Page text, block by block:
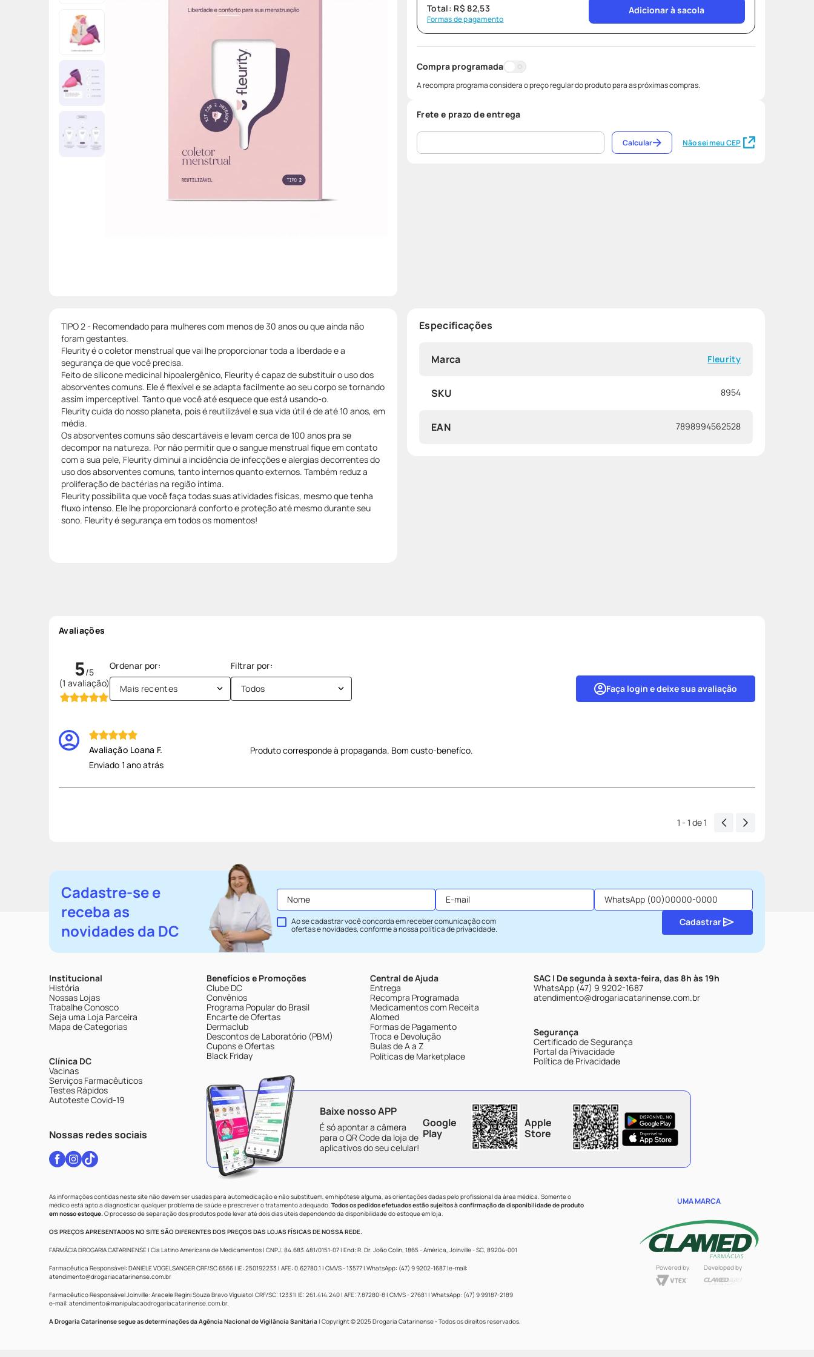
Total: R$ 82,53
Formas de pagamento
Adicionar à sacola
Compra programada
A recompra programa considera o preço regular do produto para as próximas compras.
Frete e prazo de entrega
Não sei meu CEP
Calcular
TIPO 2 - Recomendado para mulheres com menos de 30 anos ou que ainda não
foram gestantes.
Fleurity é o coletor menstrual que vai lhe proporcionar toda a liberdade e a
segurança de que você precisa.
Feito de silicone medicinal hipoalergênico, Fleurity é capaz de substituir o uso dos
absorventes comuns. Ele é flexível e se adapta facilmente ao seu corpo se tornando
assim imperceptível. Tanto que você até esquece que está usando-o.
Fleurity cuida do nosso planeta, pois é reutilizável e sua vida útil é de até 10 anos, em
média.
Os absorventes comuns são descartáveis e levam cerca de 100 anos pra se
decompor na natureza. Por não permitir que o sangue menstrual fique em contato
com a sua pele, Fleurity diminui a incidência de infecções e alergias decorrentes do
uso dos absorventes comuns, tanto internos quanto externos. Também reduz a
proliferação de bactérias na região íntima.
Fleurity possibilita que você faça todas suas atividades físicas, mesmo que tenha
fluxo intenso. Ele lhe proporcionará conforto e proteção até mesmo durante seu
sono. Fleurity é segurança em todos os momentos!
Especificações
Marca Fleurity
SKU 8954
EAN 7898994562528
Avaliações
5
(1 avaliação) Faça login e deixe sua avaliação
Mais recentes Todos
Enviado 1 ano atrás
Loana F. Produto corresponde à propaganda. Bom custo-benefíco.
1 - 1 de1
Cadastre-se e
receba as
novidades da DC
Ao se cadastrar você concorda em receber comunicação com
ofertas e novidades, conforme a nossapolítica de privacidade.
Cadastrar
Institucional
História
Nossas Lojas
Trabalhe Conosco
Seja uma Loja Parceira
Mapa de Categorias
Clínica DC
Vacinas
Serviços Farmacêuticos
Testes Rápidos
Autoteste Covid-19
Nossas redes sociais
Benefícios e Promoções
Clube DC
Convênios
Programa Popular do Brasil
Encarte de Ofertas
Dermaclub
Descontos de Laboratório (PBM)
Cupons e Ofertas
Black Friday
Central de Ajuda
Entrega
Recompra Programada
Medicamentos com Receita
Alomed
Formas de Pagamento
Troca e Devolução
Bulas de A a Z
Políticas de Marketplace
SAC | De segunda à sexta-feira, das 8h às 19h
WhatsApp (47) 9 9202-1687
atendimento@drogariacatarinense.com.br
Segurança
Certificado de Segurança
Portal da Privacidade
Política de Privacidade
Baixe nosso APP
É só apontar a câmera
para o QR Code da loja de
aplicativos do seu celular!
Google
Play
Apple
Store
As informações contidas neste site não devem ser usadas para automedicação e não substituem, em hipótese alguma, as orientações dadas pelo profissional da área médica. Somente o
médico está apto a diagnosticar qualquer problema de saúde e prescrever o tratamento adequado. Todos os pedidos efetuados estão sujeitos à confirmação da disponibilidade de produto
em nosso estoque.O processo de separação dos produtos pode levar até dois dias úteis dependendo da disponibilidade do estoque em loja.
OS PREÇOS APRESENTADOS NO SITE SÃO DIFERENTES DOS PREÇOS DAS LOJAS FÍSICAS DE NOSSA REDE.
FARMÁCIA DROGARIA CATARINENSE | Cia Latino Americana de Medicamentos | CNPJ: 84.683.481/0151-07 | End: R. Dr. João Colin, 1865 - América, Joinville - SC, 89204-001
Farmacêutica Responsável: DANIELE VOGELSANGER CRF/SC 6566 | IE: 250192233 | AFE: 0.62780.1 | CMVS - 13577 | WhatsApp: (47) 9 9202-1687 |e-mail:
atendimento@drogariacatarinense.com.br
Farmacêutico Responsável Joinville: Aracele Regini Souza Bravo Viguiato| CRF/SC: 12331| IE: 261.414.240 | AFE: 7.87280-8 | CMVS - 27681 | WhatsApp: (47) 9 99187-2189
e-mail: atendimento@manipulacaodrogariacatarinense.com.br.
A Drogaria Catarinense segue as determinações da Agência Nacional de Vigilância Sanitária | Copyright © 2025 Drogaria Catarinense - Todos os direitos reservados.
UMA MARCA
Powered by Developed by